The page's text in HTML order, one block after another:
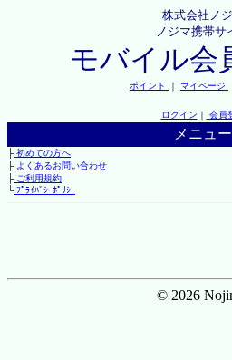
株式会社ノ
ノジマ携帯サ
モバイル会
ポイント ｜ マイページ
ログイン ｜ 会員
メニュー
├初めての方へ
├ よくあるお問い合わせ
├ご利用規約
└ﾌﾟﾗｲﾊﾞｼｰﾎﾟﾘｼｰ
© 2026